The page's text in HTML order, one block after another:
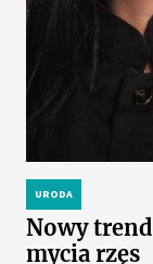
URODA
Nowy
mycia rzęs